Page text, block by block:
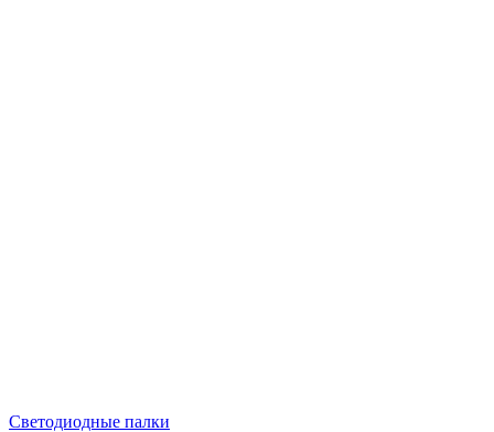
Светодиодные палки